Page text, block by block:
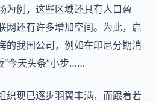
为例，这些区域还具有人口盈
网还有许多增加空间。为此，启
的我国公司，例如在印尼分期消
“今天头条”小步……
织现已逐步羽翼丰满，而跟着若